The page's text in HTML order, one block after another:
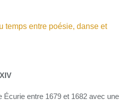
Écurie entre 1679 et 1682 avec une